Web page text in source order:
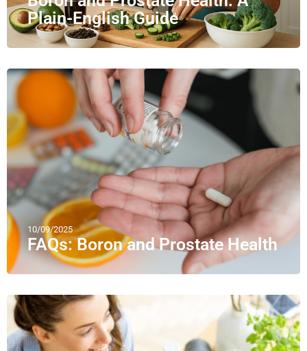
Plain-English Guide
10/09/2025
FAQs: Boron and Prostate Health